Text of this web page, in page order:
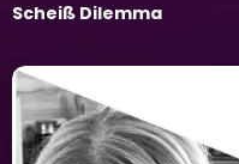
Scheiß Dilemma